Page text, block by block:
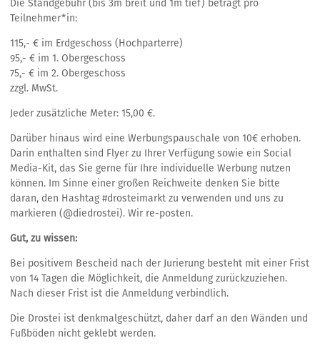
Die Standgebühr (bis 3m breit und 1m tief) beträgt pro
Teilnehmer*in:
115,- € im Erdgeschoss (Hochparterre)
95,- € im 1. Obergeschoss
75,- € im 2. Obergeschoss
zzgl. MwSt.
Jeder zusätzliche Meter: 15,00 €.
Darüber hinaus wird eine Werbungspauschale von 10€ erhoben.
Darin enthalten sind Flyer zu Ihrer Verfügung sowie ein Social
Media-Kit, das Sie gerne für Ihre individuelle Werbung nutzen
können. Im Sinne einer großen Reichweite denken Sie bitte
daran, den Hashtag #drosteimarkt zu verwenden und uns zu
markieren (@diedrostei). Wir re-posten.
Gut, zu wissen:
Bei positivem Bescheid nach der Jurierung besteht mit einer Frist
von 14 Tagen die Möglichkeit, die Anmeldung zurückzuziehen.
Nach dieser Frist ist die Anmeldung verbindlich.
Die Drostei ist denkmalgeschützt, daher darf an den Wänden und
Fußböden nicht geklebt werden.